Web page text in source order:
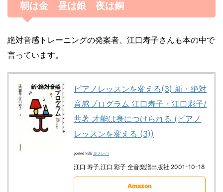
朝は金 昼は銀 夜は銅
絶対音感トレーニングの発案者、江口寿子さんも本の中で
言っています。
ピアノレッスンを変える(3) 新・絶対
音感プログラム 江口寿子・江口彩子/
共著 才能は身につけられる (ピアノ
レッスンを変える (3))
posted with ヨメレバ
江口 寿子,江口 彩子 全音楽譜出版社 2001-10-18
Amazon